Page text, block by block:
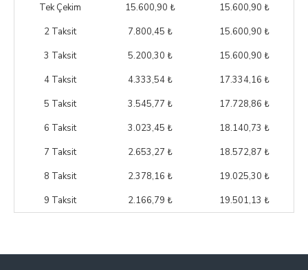
Tek Çekim 15.600,90 ₺
15.600,90 ₺
2 Taksit
7.800,45 ₺
15.600,90 ₺
3 Taksit
5.200,30 ₺
15.600,90 ₺
4 Taksit
4.333,54 ₺
17.334,16 ₺
5 Taksit
3.545,77 ₺
17.728,86 ₺
6 Taksit
3.023,45 ₺
18.140,73 ₺
7 Taksit
2.653,27 ₺
18.572,87 ₺
8 Taksit
2.378,16 ₺
19.025,30 ₺
9 Taksit
2.166,79 ₺ 19.501,13 ₺